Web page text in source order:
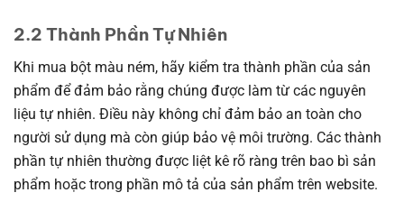
2.2 Thành Phần Tự Nhiên
Khi mua bột màu ném, hãy kiểm tra thành phần của sản
phẩm để đảm bảo rằng chúng được làm từ các nguyên
liệu tự nhiên. Điều này không chỉ đảm bảo an toàn cho
người sử dụng mà còn giúp bảo vệ môi trường. Các thành
phần tự nhiên thường được liệt kê rõ ràng trên bao bì sản
phẩm hoặc trong phần mô tả của sản phẩm trên website.